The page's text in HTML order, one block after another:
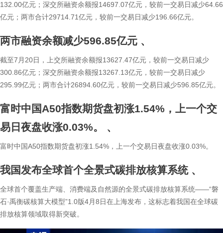
132.00亿元；深交所融资余额报14697.07亿元，较前一交易日减少64.66
亿元；两市合计29714.71亿元，较前一交易日减少196.66亿元。
两市融资余额减少596.85亿元 、
截至7月20日，上交所融资余额报13627.47亿元，较前一交易日减少
300.86亿元；深交所融资余额报13267.13亿元，较前一交易日减少
295.99亿元；两市合计26894.60亿元，较前一交易日减少596.85亿元。
富时中国A50指数期货盘初涨1.54%，上一个交
易日夜盘收涨0.03%。
、
富时中国A50指数期货盘初涨1.54%，上一个交易日夜盘收涨0.03%。
我国发布全球首个全景式碳排放核算系统、
全球首个覆盖生产端、消费端及自然源的全景式碳排放核算系统——“磐
石·禹衡碳核算大模型”1.0版4月8日在上海发布，这标志着我国在全球碳
排放核算领域取得新突破。